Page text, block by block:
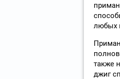
любых
также
джиг